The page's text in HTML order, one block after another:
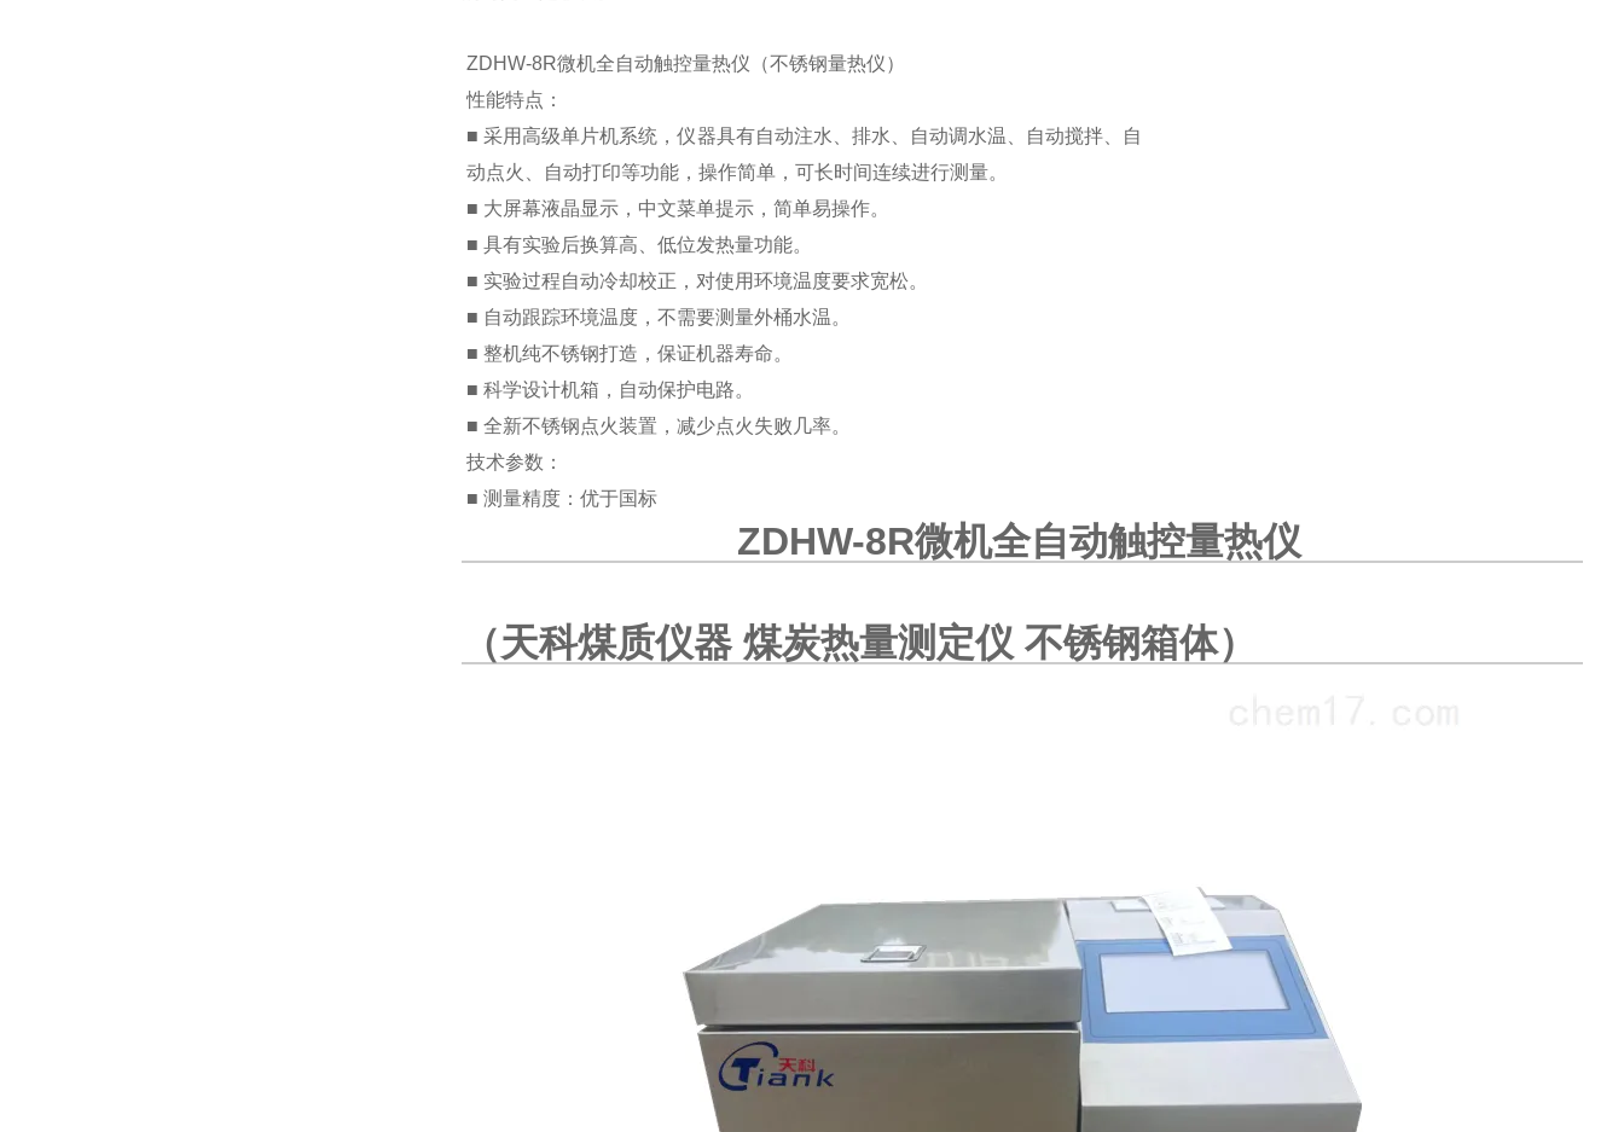
ZDHW-8R微机全自动触控量热仪（不锈钢量热仪）
性能特点：
■ 采用高级单片机系统，仪器具有自动注水、排水、自动调水温、自动搅拌、自
动点火、自动打印等功能，操作简单，可长时间连续进行测量。
■ 大屏幕液晶显示，中文菜单提示，简单易操作。
■ 具有实验后换算高、低位发热量功能。
■ 实验过程自动冷却校正，对使用环境温度要求宽松。
■ 自动跟踪环境温度，不需要测量外桶水温。
■ 整机纯不锈钢打造，保证机器寿命。
■ 科学设计机箱，自动保护电路。
■ 全新不锈钢点火装置，减少点火失败几率。
技术参数：
■ 测量精度：优于国标
ZDHW-8R微机全自动触控量热仪
（天科煤质仪器 煤炭热量测定仪 不锈钢箱体）